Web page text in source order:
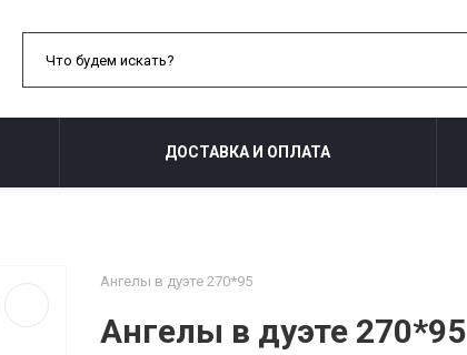
ДОСТАВКА И ОПЛАТА
Ангелы в дуэте 270*95
Ангелы в дуэте 270*95